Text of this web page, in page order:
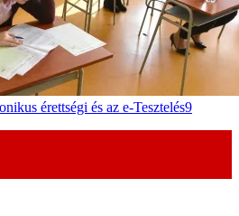
érettségi és az e-Tesztelés9